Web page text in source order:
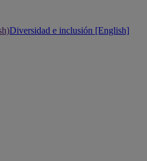
Diversidad e inclusión [English]